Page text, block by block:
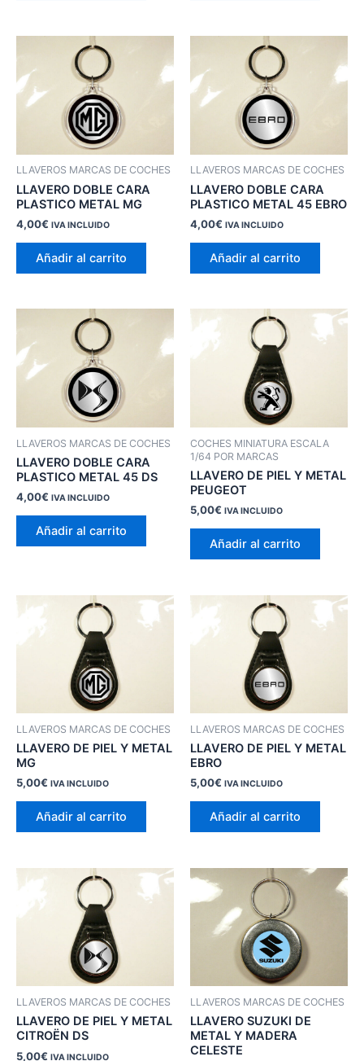
LLAVEROS MARCAS DE COCHES
LLAVERO DOBLE CARA
PLASTICO METAL MG
4,00€ IVA INCLUIDO
Añadir al carrito
LLAVEROS MARCAS DE COCHES
LLAVERO DOBLE CARA
PLASTICO METAL 45 EBRO
4,00€ IVA INCLUIDO
Añadir al carrito
LLAVEROS MARCAS DE COCHES
LLAVERO DOBLE CARA
PLASTICO METAL 45 DS
4,00€ IVA INCLUIDO
Añadir al carrito
COCHES MINIATURA ESCALA
1/64 POR MARCAS
LLAVERO DE PIEL Y METAL
PEUGEOT
5,00€ IVA INCLUIDO
Añadir al carrito
LLAVEROS MARCAS DE COCHES
LLAVERO DE PIEL Y METAL
MG
5,00€ IVA INCLUIDO
Añadir al carrito
LLAVEROS MARCAS DE COCHES
LLAVERO DE PIEL Y METAL
EBRO
5,00€ IVA INCLUIDO
Añadir al carrito
LLAVEROS MARCAS DE COCHES
LLAVERO DE PIEL Y METAL
CITROËN DS
5,00€ IVA INCLUIDO
LLAVEROS MARCAS DE COCHES
LLAVERO SUZUKI DE
METAL Y MADERA
CELESTE